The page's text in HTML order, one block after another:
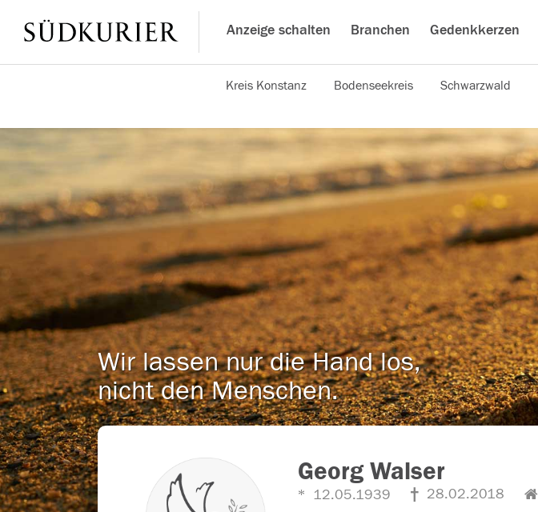
Anzeige schalten Branchen Gedenkkerzen
Kreis Konstanz Bodenseekreis Schwarzwald
Wir lassen nur die Hand los,
nicht den Menschen.
Georg Walser
12.05.1939 28.02.2018